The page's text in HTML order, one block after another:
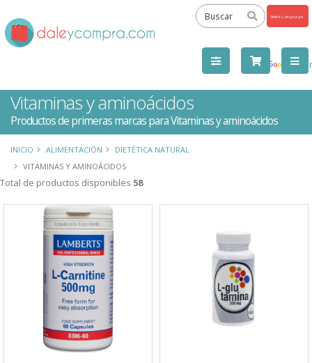
by
Vitaminas y aminoácidos
Productos de primeras marcas para Vitaminas y aminoácidos
INICIO ALIMENTACIÓN
DIETÉTICA NATURAL
VITAMINAS Y AMINOÁCIDOS
Total de productos disponibles 58